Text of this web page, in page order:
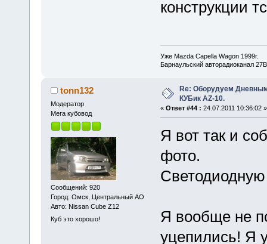
конструкции тс
Уже Mazda Capella Wagon 1999г.
Барнаульский авторадиоканал
tonn132
Модератор
Мега кубовод
Сообщений: 920
Город: Омск, Центральный АО
Авто: Nissan Cube Z12
Куб это хорошо!
Re: Оборудуем
КУБик AZ-10.
« Ответ #44 : 24.07.2011 10:36:02 »
Я вот так и
фото.
Я вообще не
уцепились! Я